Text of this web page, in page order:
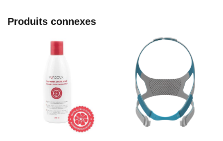
Produits connexes